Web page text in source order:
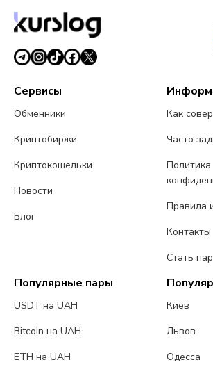
2 августа 2026 г.5 мин чтения
Сервисы
Обменники
Криптобиржи
Криптокошельки
Новости
Блог
Как
Часто
Политика
Правила
Контакты
Стать
Популярные пары
USDT на UAH
Bitcoin на UAH
ETH на UAH
Киев
Львов
Одесса